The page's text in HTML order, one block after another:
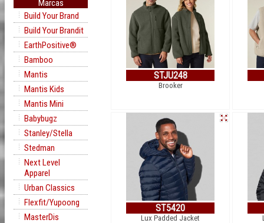
Marcas
Build Your Brand
Build Your Brandit
EarthPositive®
Bamboo
Mantis
Mantis Kids
Mantis Mini
Babybugz
Stanley/Stella
Stedman
Next Level
Apparel
Urban Classics
Flexfit/Yupoong
MasterDis
STJU248
Brooker
ST5420
Lux Padded Jacket